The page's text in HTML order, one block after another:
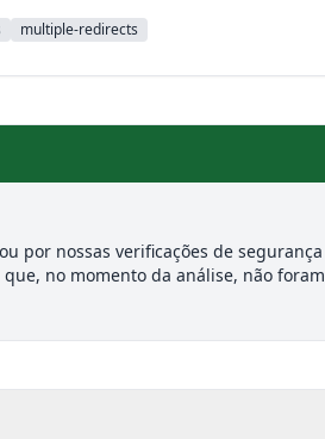
multiple-redirects
por nossas verificações de segurança
no momento da análise, não foram